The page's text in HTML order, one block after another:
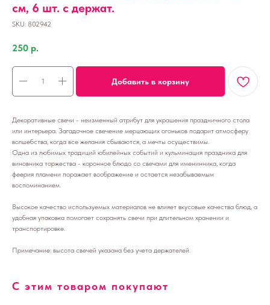
см, 6 шт. с держат.
SKU: 802942
250 р.
Добавить в корзину
Декоративные свечи - неизменный атрибут для украшения праздничного стола
или интерьера. Загадочное свечение мерцающих огоньков подарит атмосферу
волшебства, когда все желания сбываются, а мечты осуществимы.
Одна из любимых традиций юбилейных событий и кульминация праздника для
виновника торжества - коронное блюдо со свечами для именинника, когда
феерия пламени поражает воображение и остается незабываемым
воспоминанием.
Высокое качество используемых материалов не влияет вкусовые качества блюд, а
удобная упаковка помогает сохранять свечи при длительном хранении и
транспортировке.
Примечание: высота свечей указана без учета держателей.
С этим товаром покупают